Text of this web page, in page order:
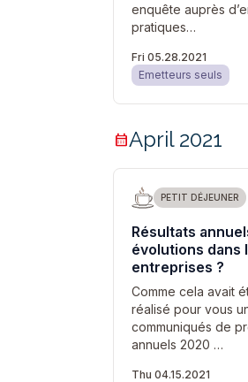
enquête auprès
pratiques…
Fri 05.28.2021
Emetteurs seuls
calendar_monthApril 2021
PETIT DÉJEUNER
Résultats
évolutions dans
entreprises ?
Comme cela avait
réalisé pour vous
communiqués de
annuels 2020 …
Thu 04.15.2021